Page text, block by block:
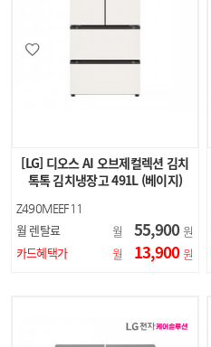
[LG] 디오스 AI 오브제컬렉션 김치
톡톡 김치냉장고 491L (베이지)
Z490MEEF11
월 렌탈료 월 55,900 원
카드혜택가
월 13,900 원